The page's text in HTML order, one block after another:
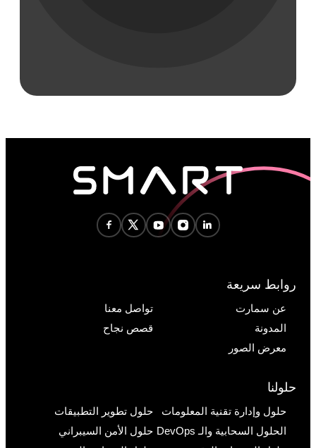
روابط سريعة
عن سمارت
تواصل معنا
المدونة
قصص نجاح
معرض الصور
حلولنا
حلول وإدارة تقنية المعلومات
حلول تطوير التطبيقات
الحلول السحابية والـ DevOps
حلول الأمن السيبراني